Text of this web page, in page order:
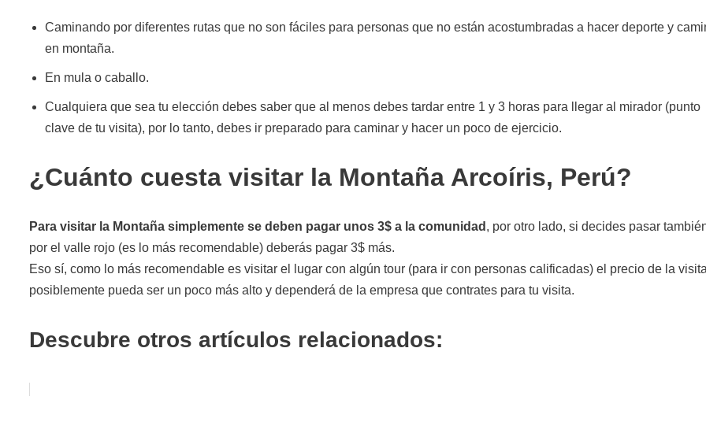
Caminando por diferentes rutas que no son fáciles para personas que no están acostumbradas a hacer deporte y
en montaña.
En mula o caballo.
Cualquiera que sea tu elección debes saber que al menos debes tardar entre 1 y 3 horas para llegar al mirador (punto
clave de tu visita), por lo tanto, debes ir preparado para caminar y hacer un poco de ejercicio.
¿Cuánto cuesta visitar la Montaña Arcoíris, Perú?
Para visitar la Montaña simplemente se deben pagar unos 3$ a la comunidad , por otro lado, si decides pasar
por el valle rojo (es lo más recomendable) deberás pagar 3$ más.
Eso sí, como lo más recomendable es visitar el lugar con algún tour (para ir con personas calificadas) el precio de la
posiblemente pueda ser un poco más alto y dependerá de la empresa que contrates para tu visita.
Descubre otros artículos relacionados: